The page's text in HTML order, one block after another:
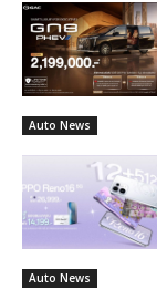
Auto News
Auto News